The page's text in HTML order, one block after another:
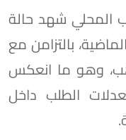
المحلي شهد حالة
بالتزامن مع
وهو ما انعكس
الطلب داخل